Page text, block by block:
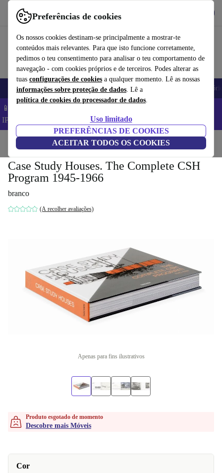
Preferências de cookies
Os nossos cookies destinam-se principalmente a mostrar-te
conteúdos mais relevantes. Para que isto funcione corretamente,
pedimos o teu consentimento para analisar o teu comportamento de
navegação - com cookies próprios e de terceiros. Podes alterar as
tuas configurações de cookies a qualquer momento. Lê as nossas
informações sobre proteção de dados. Lê a
política de cookies do processador de dados.
Uso limitado
PREFERÊNCIAS DE COOKIES
ACEITAR TODOS OS COOKIES
Use o refurbed de forma rápida e fácil
Telemóveis Computadores Portáteis Tablets
📱 Poupa 5% EXTRA em todos os iPhones – Código:
IPHONEDEAL –
Início Casa Móveis
Case Study Houses. The Complete CSH
Program 1945-1966
branco
(A recolher avaliações)
Apenas para fins ilustrativos
Produto esgotado de momento
Descobre mais Móveis
Cor